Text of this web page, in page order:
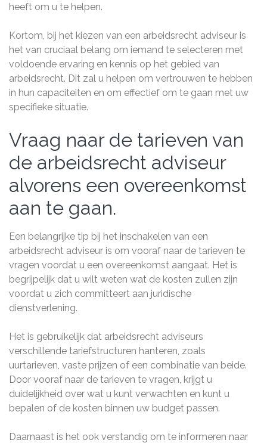
heeft om u te helpen.
Kortom, bij het kiezen van een arbeidsrecht adviseur is
het van cruciaal belang om iemand te selecteren met
voldoende ervaring en kennis op het gebied van
arbeidsrecht. Dit zal u helpen om vertrouwen te hebben
in hun capaciteiten en om effectief om te gaan met uw
specifieke situatie.
Vraag naar de tarieven van
de arbeidsrecht adviseur
alvorens een overeenkomst
aan te gaan.
Een belangrijke tip bij het inschakelen van een
arbeidsrecht adviseur is om vooraf naar de tarieven te
vragen voordat u een overeenkomst aangaat. Het is
begrijpelijk dat u wilt weten wat de kosten zullen zijn
voordat u zich committeert aan juridische
dienstverlening.
Het is gebruikelijk dat arbeidsrecht adviseurs
verschillende tariefstructuren hanteren, zoals
uurtarieven, vaste prijzen of een combinatie van beide.
Door vooraf naar de tarieven te vragen, krijgt u
duidelijkheid over wat u kunt verwachten en kunt u
bepalen of de kosten binnen uw budget passen.
Daarnaast is het ook verstandig om te informeren naar